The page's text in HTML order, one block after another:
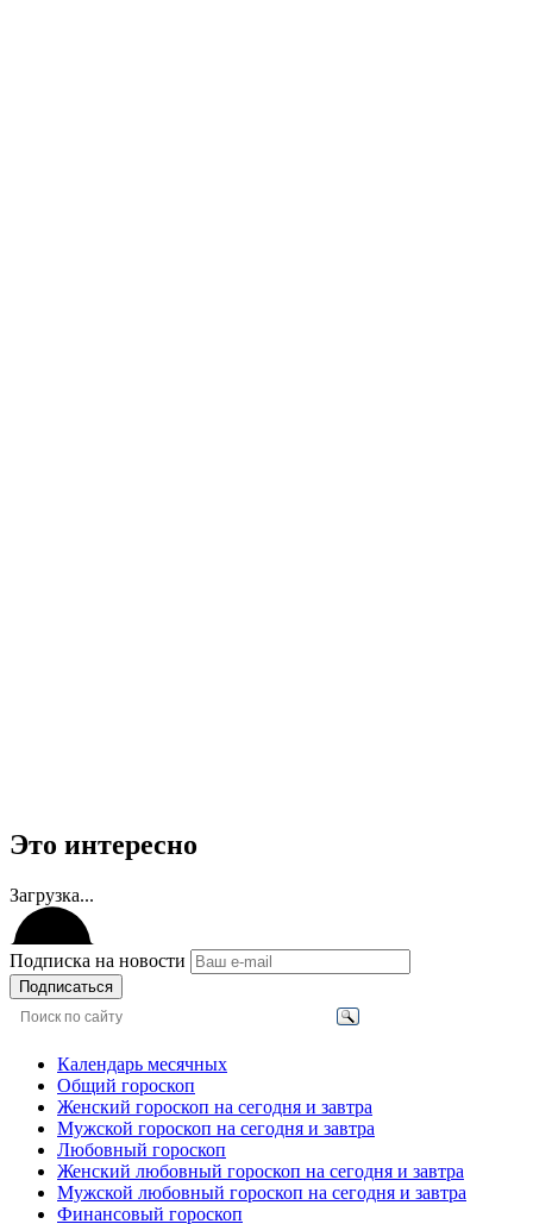
Это интересно
Загрузка...
Подписка на новости
Подписаться
Календарь месячных
Общий гороскоп
Женский гороскоп на сегодня и завтра
Мужской гороскоп на сегодня и завтра
Любовный гороскоп
Женский любовный гороскоп на сегодня и завтра
Мужской любовный гороскоп на сегодня и завтра
Финансовый гороскоп